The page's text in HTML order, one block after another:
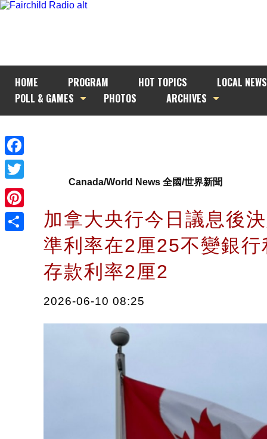
HOME PROGRAM HOT TOPICS
LOCAL NEWS
POLL & GAMES
PHOTOS ARCHIVES
Facebook
Twitter
Pinterest
Canada/World News 全國/世界新聞
加拿大央行今日議息後
準利率在2厘25不變銀
存款利率2厘2
2026-06-10 08:25